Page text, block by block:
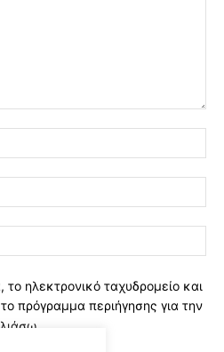
ηλεκτρονικό ταχυδρομείο και
πρόγραμμα περιήγησης για την